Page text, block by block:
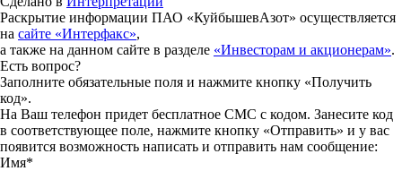
Раскрытие информации ПАО «КуйбышевАзот» осуществляется
на сайте «Интерфакс»,
а также на данном сайте в разделе «Инвесторам и акционерам».
Есть вопрос?
Заполните обязательные поля и нажмите кнопку «Получить
код».
На Ваш телефон придет бесплатное СМС с кодом. Занесите код
в соответствующее поле, нажмите кнопку «Отправить» и у вас
появится возможность написать и отправить нам сообщение:
Имя*